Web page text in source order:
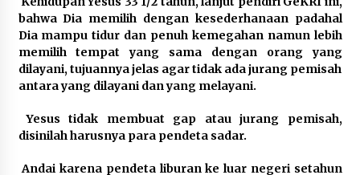
bahwa Dia memilih dengan kesederhanaan padahal
Dia mampu tidur dan penuh kemegahan namun lebih
memilih tempat yang sama dengan orang yang
dilayani, tujuannya jelas agar tidak ada jurang pemisah
antara yang dilayani dan yang melayani.
Yesus tidak membuat gap atau jurang pemisah,
disinilah harusnya para pendeta sadar.
Andai karena pendeta liburan ke luar negeri setahun